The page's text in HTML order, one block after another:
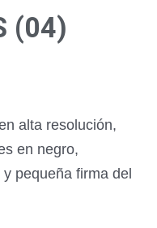
(04)
alta resolución,
en negro,
pequeña firma del